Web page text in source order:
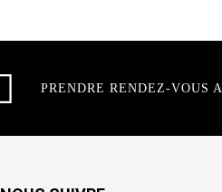
PRENDRE RENDEZ-VOUS